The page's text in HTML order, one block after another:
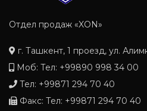
Отдел продаж «XON»
г. Ташкент, 1 проезд, ул.
Моб: Тел: +99890 998 34 00
Тел: +99871 294 70 40
Факс: Тел: +99871 294 70 40